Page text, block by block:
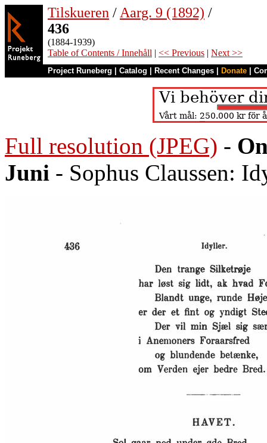
Tilskueren / Aarg. 9 (1892) /
436
(1884-1939)
Table of Contents / Innehåll | << Previous | Next >>
Project Runeberg Catalog Recent Changes Donate
Full resolution (JPEG) -
Juni - Sophus Claussen: